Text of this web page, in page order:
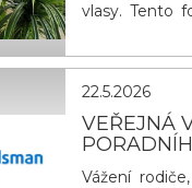
vlasy. Tento
mohou
22.5.2026
VEŘEJNÁ
Vážení